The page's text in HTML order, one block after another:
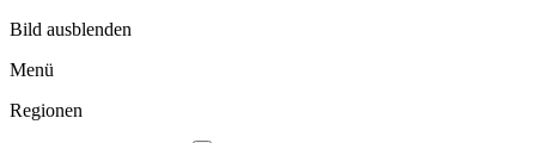
Bild ausblenden
Menü
Regionen